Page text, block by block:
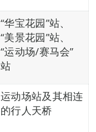
“华宝花园”站、
“美景花园”站、
“运动场/赛马会”
站
运动场站及其相连
的行人天桥